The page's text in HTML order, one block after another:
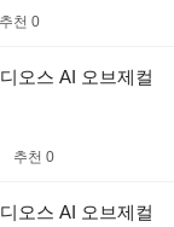
추천 0
오스 AI 오브제컬
추천 0
오스 AI 오브제컬